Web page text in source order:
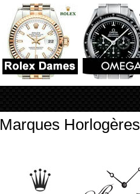
Marques Horlogères